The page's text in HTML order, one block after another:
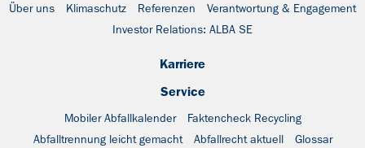
Über uns Klimaschutz Referenzen
Verantwortung & Engagement
Investor Relations: ALBA SE
Karriere
Service
Mobiler Abfallkalender
Faktencheck Recycling
Abfalltrennung leicht gemacht
Abfallrecht aktuell
Glossar